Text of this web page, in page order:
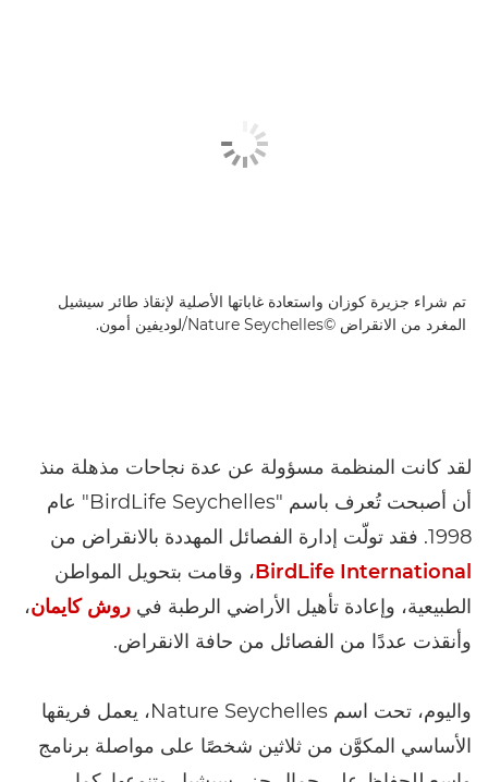
تم شراء جزيرة كوزان واستعادة غاباتها الأصلية لإنقاذ طائر سيشيل
المغرد من الانقراض ©Nature Seychelles/لوديفين أمون.
لقد كانت المنظمة مسؤولة عن عدة نجاحات مذهلة منذ
أن أصبحت تُعرف باسم "BirdLife Seychelles" عام
1998. فقد تولّت إدارة الفصائل المهددة بالانقراض من
BirdLife International، وقامت بتحويل المواطن
الطبيعية، وإعادة تأهيل الأراضي الرطبة في روش كايمان،
وأنقذت عددًا من الفصائل من حافة الانقراض.
واليوم، تحت اسم Nature Seychelles، يعمل فريقها
الأساسي المكوَّن من ثلاثين شخصًا على مواصلة برنامج